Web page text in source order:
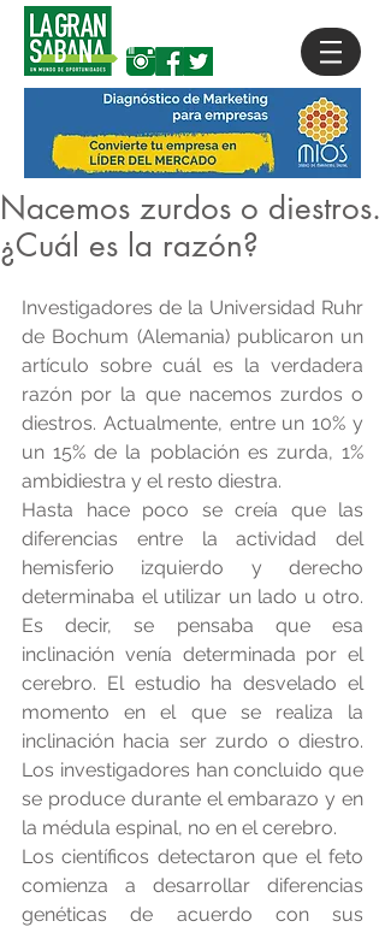
Nacemos zurdos o diestros.
¿Cuál es la razón?
Investigadores de la Universidad Ruhr
de Bochum (Alemania) publicaron un
artículo sobre cuál es la verdadera
razón por la que nacemos zurdos o
diestros. Actualmente, entre un 10% y
un 15% de la población es zurda, 1%
ambidiestra y el resto diestra.
Hasta hace poco se creía que las
diferencias entre la actividad del
hemisferio izquierdo y derecho
determinaba el utilizar un lado u otro.
Es decir, se pensaba que esa
inclinación venía determinada por el
cerebro. El estudio ha desvelado el
momento en el que se realiza la
inclinación hacia ser zurdo o diestro.
Los investigadores han concluido que
se produce durante el embarazo y en
la médula espinal, no en el cerebro.
Los científicos detectaron que el feto
comienza a desarrollar diferencias
genéticas de acuerdo con sus